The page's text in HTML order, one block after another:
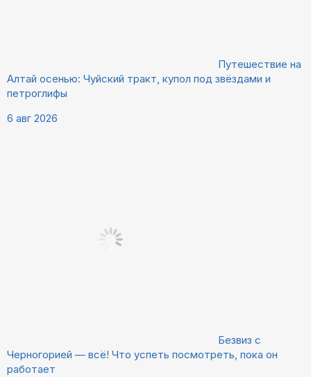
Путешествие на
Алтай осенью: Чуйский тракт, купол под звёздами и
петроглифы
6 авг 2026
Безвиз с
Черногорией — всё! Что успеть посмотреть, пока он
работает